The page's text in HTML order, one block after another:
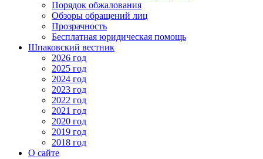
Порядок обжалования
Обзоры обращений лиц
Прозрачность
Бесплатная юридическая помощь
Шпаковский вестник
2026 год
2025 год
2024 год
2023 год
2022 год
2021 год
2020 год
2019 год
2018 год
О сайте